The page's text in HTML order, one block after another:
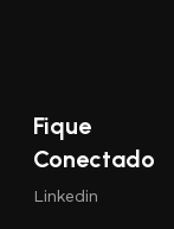
Fique
Conectado
Linkedin